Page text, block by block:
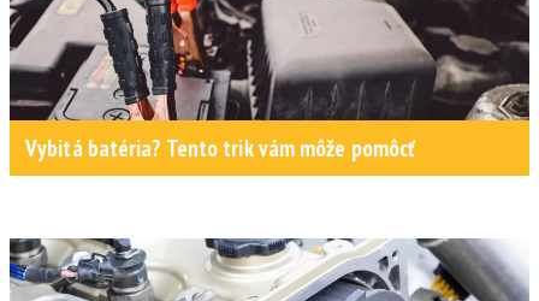
Vybitá batéria? Tento trik vám môže pomôcť